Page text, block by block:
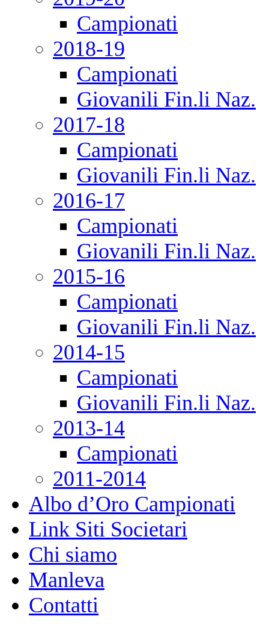
Campionati
2018-19
Campionati
Giovanili Fin.li Naz.
2017-18
Campionati
Giovanili Fin.li Naz.
2016-17
Campionati
Giovanili Fin.li Naz.
2015-16
Campionati
Giovanili Fin.li Naz.
2014-15
Campionati
Giovanili Fin.li Naz.
2013-14
Campionati
2011-2014
Albo d’Oro Campionati
Link Siti Societari
Chi siamo
Manleva
Contatti